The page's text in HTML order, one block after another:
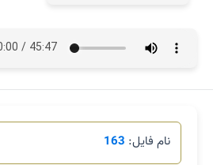
نام فایل: 163